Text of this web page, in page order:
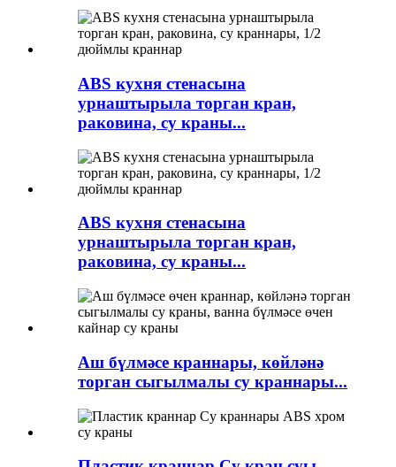
ABS кухня стенасына
урнаштырыла торган кран,
раковина, су краны...
ABS кухня стенасына
урнаштырыла торган кран,
раковина, су краны...
Аш бүлмәсе краннары, көйләнә
торган сыгылмалы су краннары...